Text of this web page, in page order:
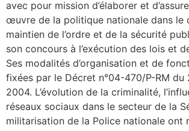
avec pour mission d’élaborer et
œuvre de la politique nationale dans le
maintien de l’ordre et de la sécurité
son concours à l’exécution des lois et
Ses modalités d’organisation et de
fixées par le Décret n°04-470/P-RM
2004. L’évolution de la criminalité,
réseaux sociaux dans le secteur de la
militarisation de la Police nationale ont